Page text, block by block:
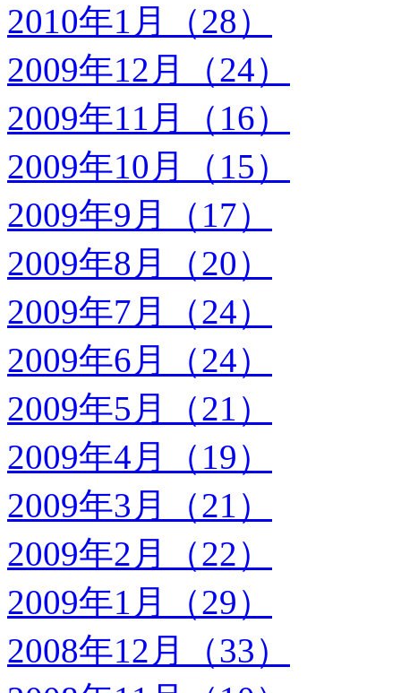
2010年1月（28）
2009年12月（24）
2009年11月（16）
2009年10月（15）
2009年9月（17）
2009年8月（20）
2009年7月（24）
2009年6月（24）
2009年5月（21）
2009年4月（19）
2009年3月（21）
2009年2月（22）
2009年1月（29）
2008年12月（33）